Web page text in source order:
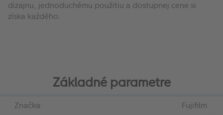
dizajnu, jednoduchému použitiu a dostupnej cene si
získa každého.
Základné parametre
Značka:
Fujifilm